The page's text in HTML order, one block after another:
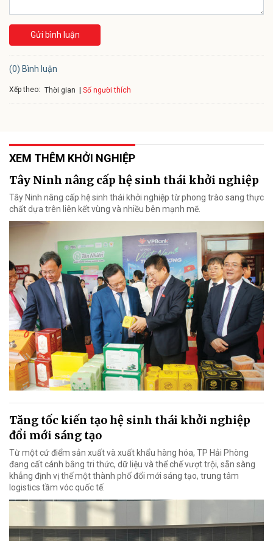
Gửi bình luận
(0) Bình luận
Xếp theo: Thời gian Số người thích
XEM THÊM KHỞI NGHIỆP
Tây Ninh nâng cấp hệ sinh thái khởi nghiệp
Tây Ninh nâng cấp hệ sinh thái khởi nghiệp từ phong trào sang thực
chất dựa trên liên kết vùng và nhiều bên mạnh mẽ.
Tăng tốc kiến tạo hệ sinh thái khởi nghiệp
đổi mới sáng tạo
Từ một cứ điểm sản xuất và xuất khẩu hàng hóa, TP Hải Phòng
đang cất cánh bằng tri thức, dữ liệu và thể chế vượt trội, sẵn sàng
khẳng định vị thế một thành phố đổi mới sáng tạo, trung tâm
logistics tầm vóc quốc tế.